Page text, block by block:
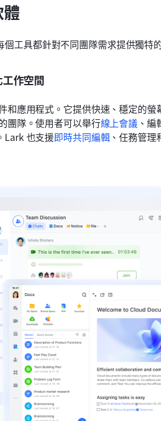
工具都針對不同團隊需求提供獨特
作空間
應用程式。它提供快速、穩定的螢
團隊。使用者可以舉行線上會議 、
Lark 也支援即時共同編輯、任務管理